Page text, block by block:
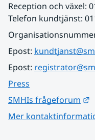
Reception och växel:
Telefon kundtjänst:
Epost:
Epost:
Press
SMHIs frågeforum
Mer